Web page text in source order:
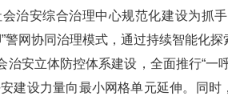
治安综合治理中心规范化建设为抓
网协同治理模式，通过持续智能化
安立体防控体系建设，全面推行“一
建设力量向最小网格单元延伸。同